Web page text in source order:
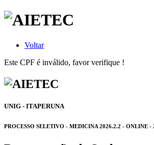
Voltar
Este CPF é inválido, favor verifique !
UNIG - ITAPERUNA
PROCESSO SELETIVO - MEDICINA 2026.2.2 - ONLINE -